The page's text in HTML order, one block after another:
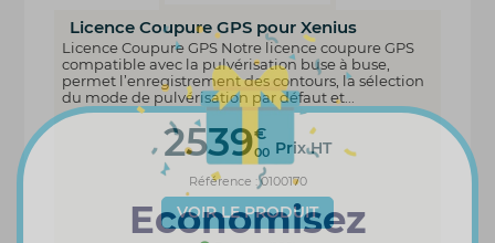
Licence Coupure GPS pour Xenius
Licence Coupure GPS Notre licence coupure GPS
compatible avec la pulvérisation buse à buse,
permet l’enregistrement des contours, la sélection
du mode de pulvérisation par défaut et...
2539€
00 Prix HT
Référence : 0100170
VOIR LE PRODUIT
Economisez